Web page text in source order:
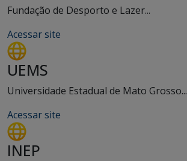
Fundação de Desporto e Lazer...
Acessar site
UEMS
Universidade Estadual de Mato Grosso...
Acessar site
INEP